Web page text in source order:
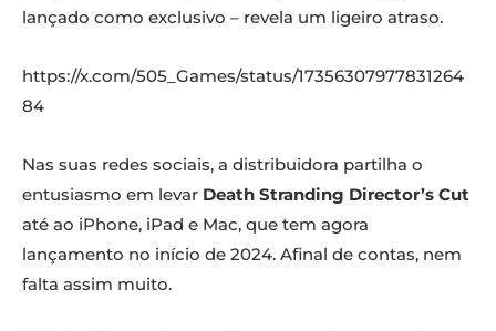
lançado como exclusivo – revela um ligeiro atraso.
https://x.com/505_Games/status/17356307977831264
84
Nas suas redes sociais, a distribuidora partilha o
entusiasmo em levar Death Stranding Director’s Cut
até ao iPhone, iPad e Mac, que tem agora
lançamento no início de 2024. Afinal de contas, nem
falta assim muito.